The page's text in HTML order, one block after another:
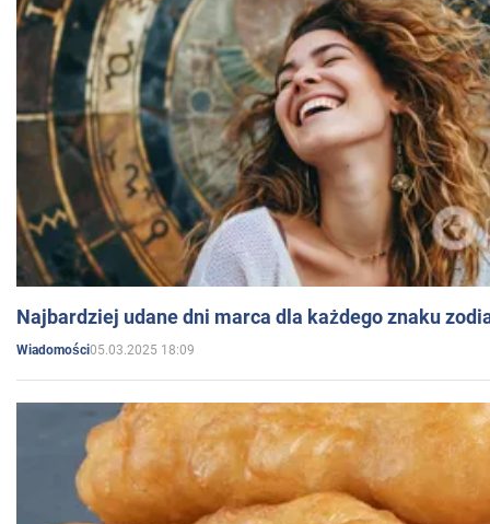
Najbardziej udane dni marca dla każdego znaku
Wiadomości05.03.2025 18:09